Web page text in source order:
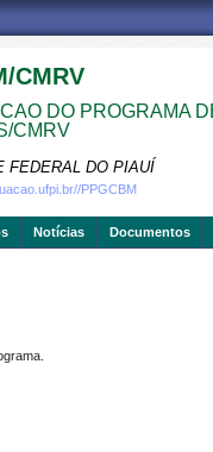
CMRV
DO PROGRAMA
CMRV
FEDERAL DO PIAUÍ
PPGCBM
Notícias Documentos